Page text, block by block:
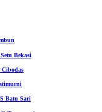
Bekasi
Cibodas
Batu Sari